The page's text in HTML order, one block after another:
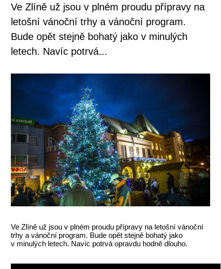
Ve Zlíně už jsou v plném proudu přípravy na
letošní vánoční trhy a vánoční program.
Bude opět stejně bohatý jako v minulých
letech. Navíc potrvá...
Ve Zlíně už jsou v plném proudu přípravy na letošní vánoční
trhy a vánoční program. Bude opět stejně bohatý jako
v minulých letech. Navíc potrvá opravdu hodně dlouho.